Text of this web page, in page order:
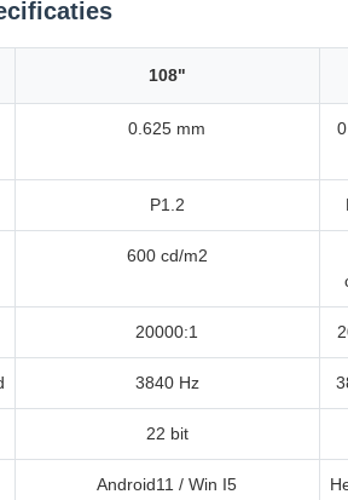
108"
0.625 mm
P1.2
600 cd/m2
20000:1
3840 Hz
22 bit
Android11 / Win I5